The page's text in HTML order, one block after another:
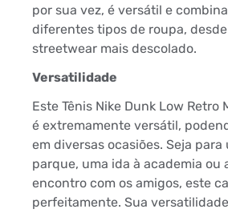
por sua vez, é versátil e
diferentes tipos de roupa,
streetwear mais descolado.
Versatilidade
Este Tênis Nike Dunk Low Retro
é extremamente versátil,
em diversas ocasiões. Seja para
parque, uma ida à academia ou
encontro com os amigos, este
perfeitamente. Sua